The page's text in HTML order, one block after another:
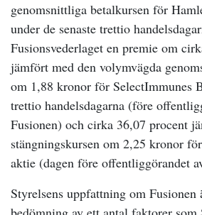
genomsnittliga betalkursen för
under de senaste trettio
Fusionsvederlaget en premie om
jämfört med den volymvägda
om 1,88 kronor för SelectImmunes
trettio handelsdagarna (före
Fusionen) och cirka 36,07 procent
stängningskursen om 2,25 kronor
aktie (dagen före offentliggörandet
Styrelsens uppfattning om Fusionen